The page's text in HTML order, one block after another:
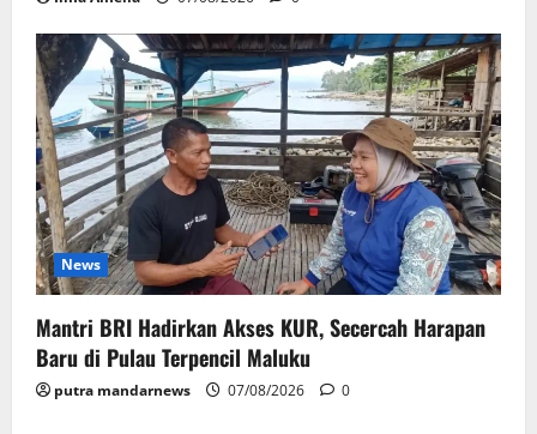
News
Mantri BRI Hadirkan Akses KUR, Secercah Harapan
Baru di Pulau Terpencil Maluku
putra mandarnews 07/08/2026 0